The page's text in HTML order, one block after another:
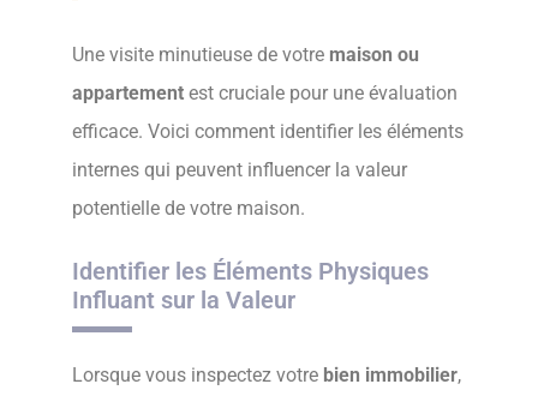
Une visite minutieuse de votre maison ou
appartement est cruciale pour une évaluation
efficace. Voici comment identifier les éléments
internes qui peuvent influencer la valeur
potentielle de votre maison.
Identifier les Éléments Physiques
Influant sur la Valeur
Lorsque vous inspectez votre bien immobilier,